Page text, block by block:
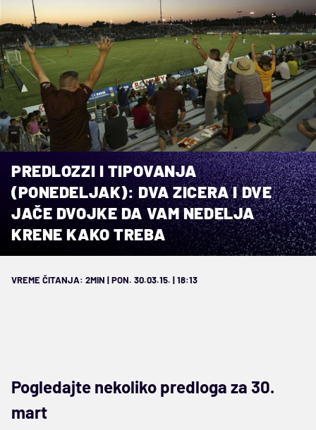
""
PREDLOZZI I TIPOVANJA
(PONEDELJAK): DVA ZICERA I DVE
JAČE DVOJKE DA VAM NEDELJA
KRENE KAKO TREBA
VREME ČITANJA: 2MIN | PON. 30.03.15. | 18:13
Pogledajte nekoliko predloga za 30.
mart